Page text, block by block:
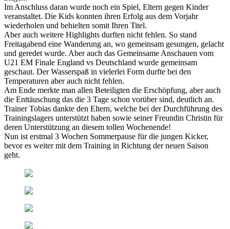
Im Anschluss daran wurde noch ein Spiel, Eltern gegen Kinder
veranstaltet. Die Kids konnten ihren Erfolg aus dem Vorjahr
wiederholen und behielten somit Ihren Titel.
Aber auch weitere Highlights durften nicht fehlen. So stand
Freitagabend eine Wanderung an, wo gemeinsam gesungen, gelacht
und geredet wurde. Aber auch das Gemeinsame Anschauen vom
U21 EM Finale England vs Deutschland wurde gemeinsam
geschaut. Der Wasserspaß in vielerlei Form durfte bei den
Temperaturen aber auch nicht fehlen.
Am Ende merkte man allen Beteiligten die Erschöpfung, aber auch
die Enttäuschung das die 3 Tage schon vorüber sind, deutlich an.
Trainer Tobias dankte den Eltern, welche bei der Durchführung des
Trainingslagers unterstützt haben sowie seiner Freundin Christin für
deren Unterstützung an diesem tollen Wochenende!
Nun ist erstmal 3 Wochen Sommerpause für die jungen Kicker,
bevor es weiter mit dem Training in Richtung der neuen Saison
geht.